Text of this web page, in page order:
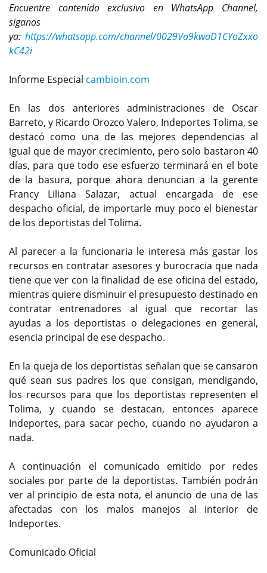
Encuentre contenido exclusivo en WhatsApp Channel,
siganos
ya: https://whatsapp.com/channel/0029Va9kwaD1CYoZxxo
kC42i
Informe Especial cambioin.com
En las dos anteriores administraciones de Oscar
Barreto, y Ricardo Orozco Valero, Indeportes Tolima, se
destacó como una de las mejores dependencias al
igual que de mayor crecimiento, pero solo bastaron 40
días, para que todo ese esfuerzo terminará en el bote
de la basura, porque ahora denuncian a la gerente
Francy Liliana Salazar, actual encargada de ese
despacho oficial, de importarle muy poco el bienestar
de los deportistas del Tolima.
Al parecer a la funcionaria le interesa más gastar los
recursos en contratar asesores y burocracia que nada
tiene que ver con la finalidad de ese oficina del estado,
mientras quiere disminuir el presupuesto destinado en
contratar entrenadores al igual que recortar las
ayudas a los deportistas o delegaciones en general,
esencia principal de ese despacho.
En la queja de los deportistas señalan que se cansaron
qué sean sus padres los que consigan, mendigando,
los recursos para que los deportistas representen el
Tolima, y cuando se destacan, entonces aparece
Indeportes, para sacar pecho, cuando no ayudaron a
nada.
A continuación el comunicado emitido por redes
sociales por parte de la deportistas. También podrán
ver al principio de esta nota, el anuncio de una de las
afectadas con los malos manejos al interior de
Indeportes.
Comunicado Oficial